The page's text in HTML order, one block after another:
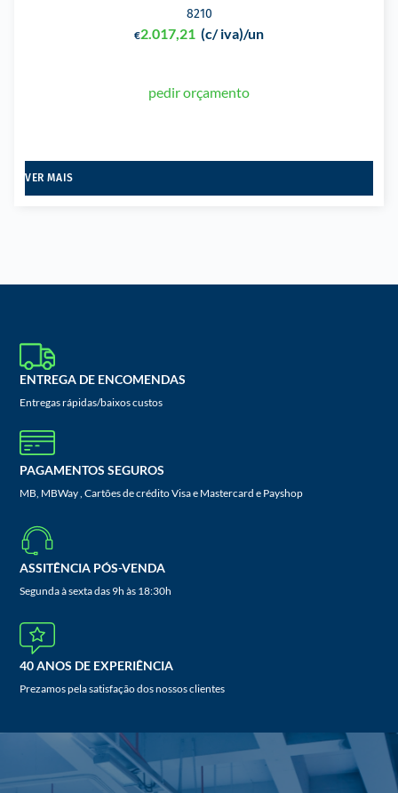
8210
€2.017,21 (c/ iva)/un
pedir orçamento
VER MAIS
ENTREGA DE ENCOMENDAS
Entregas rápidas/baixos custos
PAGAMENTOS SEGUROS
MB, MBWay , Cartões de crédito Visa e Mastercard e Payshop
ASSITÊNCIA PÓS-VENDA
Segunda à sexta das 9h às 18:30h
40 ANOS DE EXPERIÊNCIA
Prezamos pela satisfação dos nossos clientes